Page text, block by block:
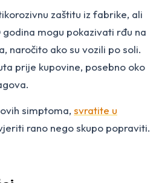
zaštitu iz fabrike, ali
mogu pokazivati rđu na
naročito ako su vozili po soli.
prije kupovine, posebno oko
simptoma, svratite u
rano nego skupo popraviti.